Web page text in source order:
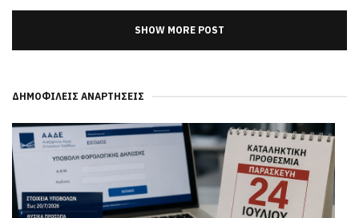
SHOW MORE POST
ΔΗΜΟΦΙΛΕΊΣ ΑΝΑΡΤΉΣΕΙΣ